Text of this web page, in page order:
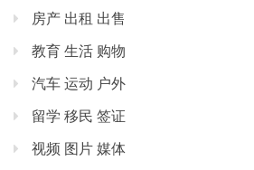
房产 出租 出售
教育 生活 购物
汽车 运动 户外
留学 移民 签证
视频 图片 媒体